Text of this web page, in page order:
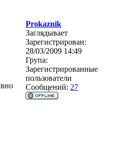
Prokaznik
Заглядывает
Зарегистрирован:
28/03/2009 14:49
Група:
Зарегистрированные
пользователи
Сообщений: 27